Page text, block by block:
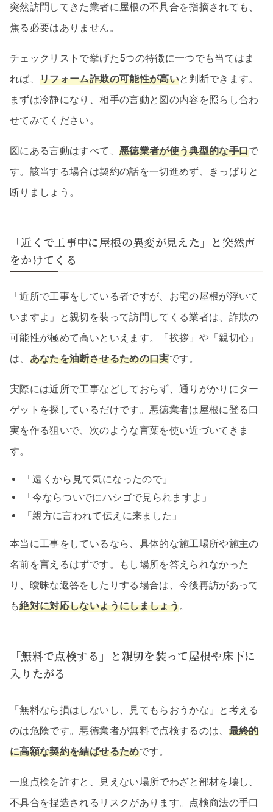
突然訪問してきた業者に屋根の不具合を指摘されても、
焦る必要はありません。
チェックリストで挙げた5つの特徴に一つでも当てはま
れば、リフォーム詐欺の可能性が高いと判断できます。
まずは冷静になり、相手の言動と図の内容を照らし合わ
せてみてください。
図にある言動はすべて、 悪徳業者が使う典型的な手口で
す。該当する場合は契約の話を一切進めず、きっぱりと
断りましょう。
「近くで工事中に屋根の異変が見えた」と突然声
をかけてくる
「近所で工事をしている者ですが、お宅の屋根が浮いて
いますよ」と親切を装って訪問してくる業者は、詐欺の
可能性が極めて高いといえます。「挨拶」や「親切心」
は、 あなたを油断させるための口実です。
実際には近所で工事などしておらず、通りがかりにター
ゲットを探しているだけです。悪徳業者は屋根に登る口
実を作る狙いで、次のような言葉を使い近づいてきま
す。
「遠くから見て気になったので」
「今ならついでにハシゴで見られますよ」
「親方に言われて伝えに来ました」
本当に工事をしているなら、具体的な施工場所や施主の
名前を言えるはずです。もし場所を答えられなかった
り、曖昧な返答をしたりする場合は、今後再訪があって
も絶対に対応しないようにしましょう。
「無料で点検する」と親切を装って屋根や床下に
入りたがる
「無料なら損はしないし、見てもらおうかな」と考える
のは危険です。悪徳業者が無料で点検するのは、 最終的
に高額な契約を結ばせるためです。
一度点検を許すと、見えない場所でわざと部材を壊し、
不具合を捏造されるリスクがあります。点検商法の手口